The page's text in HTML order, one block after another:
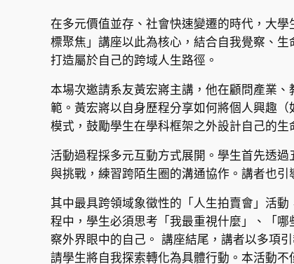
在多元價值並存、社會快速變遷的時代，大
標聚焦」講座以此為核心，結合自我覺察、
打造屬於自己的跨域人生路徑。
本場次邀請系友黃宏嶈主講，他在顧問產業
範。黃宏嶈以自身歷程分享如何將個人興趣
模式，鼓勵學生在學科框架之外設計自己的生
活動過程採多元互動方式展開。學生首先透
與挑戰，練習跨陌生圈的溝通協作。講者也
其中最具跨領域象徵性的「人生拍賣會」活
程中，學生必須思考「我最重視什麼」、「
察外界眼中的自己。 講座結尾，講者以多項
請學生將自我探索轉化為具體行動。本活動